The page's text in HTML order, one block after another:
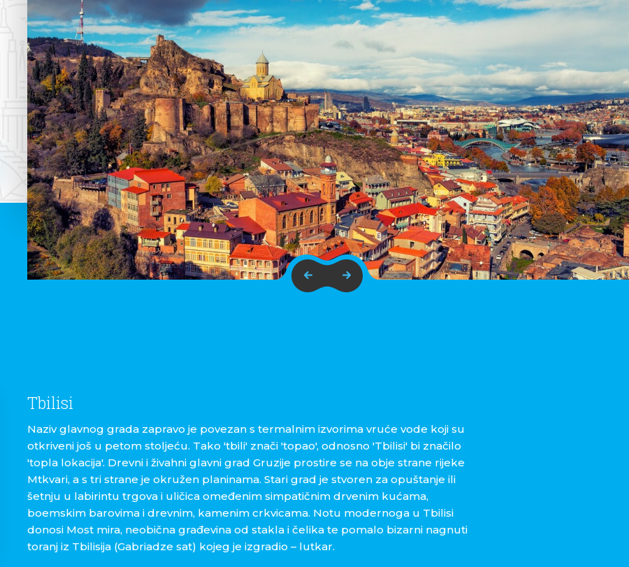
Tbilisi
Naziv glavnog grada zapravo je povezan s termalnim izvorima vruće vode koji su
otkriveni još u petom stoljeću. Tako 'tbili' znači 'topao', odnosno 'Tbilisi' bi značilo
'topla lokacija'. Drevni i živahni glavni grad Gruzije prostire se na obje strane rijeke
Mtkvari, a s tri strane je okružen planinama. Stari grad je stvoren za opuštanje ili
šetnju u labirintu trgova i uličica omeđenim simpatičnim drvenim kućama,
boemskim barovima i drevnim, kamenim crkvicama. Notu modernoga u Tbilisi
donosi Most mira, neobična građevina od stakla i čelika te pomalo bizarni nagnuti
toranj iz Tbilisija (Gabriadze sat) kojeg je izgradio – lutkar.